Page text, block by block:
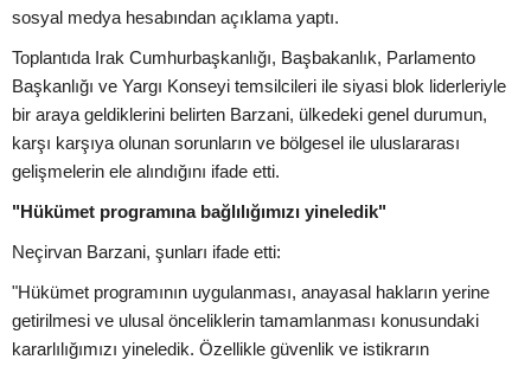
sosyal medya hesabından açıklama yaptı.
Toplantıda Irak Cumhurbaşkanlığı, Başbakanlık, Parlamento
Başkanlığı ve Yargı Konseyi temsilcileri ile siyasi blok liderleriyle
bir araya geldiklerini belirten Barzani, ülkedeki genel durumun,
karşı karşıya olunan sorunların ve bölgesel ile uluslararası
gelişmelerin ele alındığını ifade etti.
"Hükümet programına bağlılığımızı yineledik"
Neçirvan Barzani, şunları ifade etti:
"Hükümet programının uygulanması, anayasal hakların yerine
getirilmesi ve ulusal önceliklerin tamamlanması konusundaki
kararlılığımızı yineledik. Özellikle güvenlik ve istikrarın